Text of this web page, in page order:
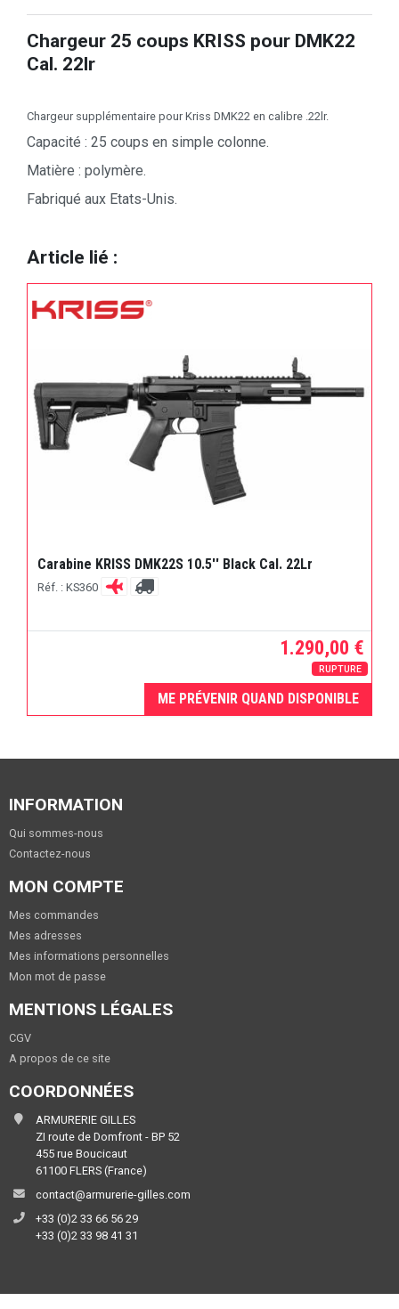
Chargeur 25 coups KRISS pour DMK22
Cal. 22lr
Chargeur supplémentaire pour Kriss DMK22 en calibre .22lr.
Capacité : 25 coups en simple colonne.
Matière : polymère.
Fabriqué aux Etats-Unis.
Article lié :
Carabine KRISS DMK22S 10.5'' Black Cal. 22Lr
Réf. : KS360
1.290,00 €
RUPTURE
ME PRÉVENIR QUAND DISPONIBLE
INFORMATION
Qui sommes-nous
Contactez-nous
MON COMPTE
Mes commandes
Mes adresses
Mes informations personnelles
Mon mot de passe
MENTIONS LÉGALES
CGV
A propos de ce site
COORDONNÉES
ARMURERIE GILLES
ZI route de Domfront - BP 52
455 rue Boucicaut
61100 FLERS (France)
contact@armurerie-gilles.com
+33 (0)2 33 66 56 29
+33 (0)2 33 98 41 31